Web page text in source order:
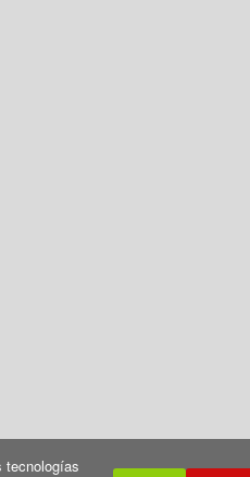
tecnologías